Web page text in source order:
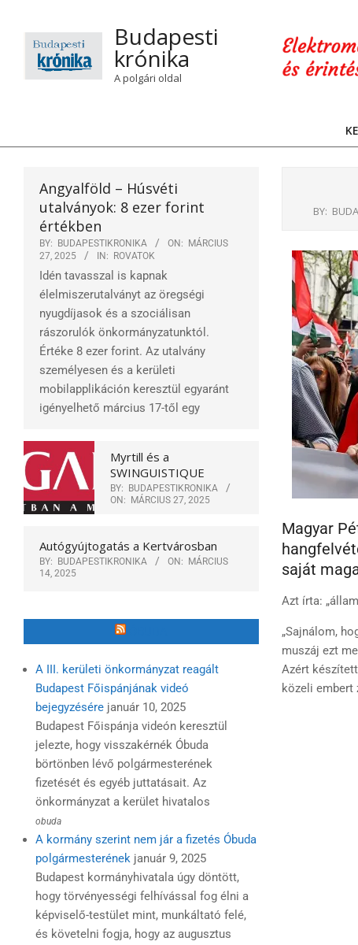
content
Budapesti
krónika
A polgári oldal
BY:
Magyar
saját
Azt írta:
„Sajnálom,
muszáj ezt
Azért
közeli embert
Angyalföld – Húsvéti
utalványok: 8 ezer forint
értékben
BY: BUDAPESTIKRONIKA ON:
MÁRCIUS
27, 2025
IN: ROVATOK
Idén tavasszal is kapnak
élelmiszerutalványt az öregségi
nyugdíjasok és a szociálisan
rászorulók önkormányzatunktól.
Értéke 8 ezer forint. Az utalvány
személyesen és a kerületi
mobilapplikáción keresztül egyaránt
igényelhető március 17-től egy
Myrtill és a
SWINGUISTIQUE
BY:
BUDAPESTIKRONIKA
ON:
MÁRCIUS 27, 2025
Autógyújtogatás a Kertvárosban
BY: BUDAPESTIKRONIKA ON:
MÁRCIUS
14, 2025
A III. kerületi önkormányzat reagált
Budapest Főispánjának videó
bejegyzésére január 10, 2025
Budapest Főispánja videón keresztül
jelezte, hogy visszakérnék Óbuda
börtönben lévő polgármesterének
fizetését és egyéb juttatásait. Az
önkormányzat a kerület hivatalos
obuda
A kormány szerint nem jár a fizetés Óbuda
polgármesterének január 9, 2025
Budapest kormányhivatala úgy döntött,
hogy törvényességi felhívással fog élni a
képviselő-testület mint, munkáltató felé,
és követelni fogja, hogy az augusztus